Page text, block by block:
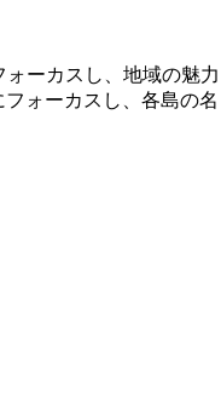
ォーカスし、地域の魅力
ォーカスし、各島の名